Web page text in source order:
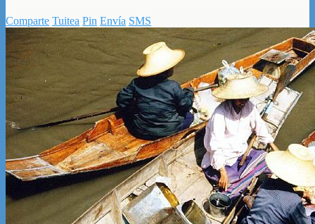
Comparte Tuitea Pin Envía SMS